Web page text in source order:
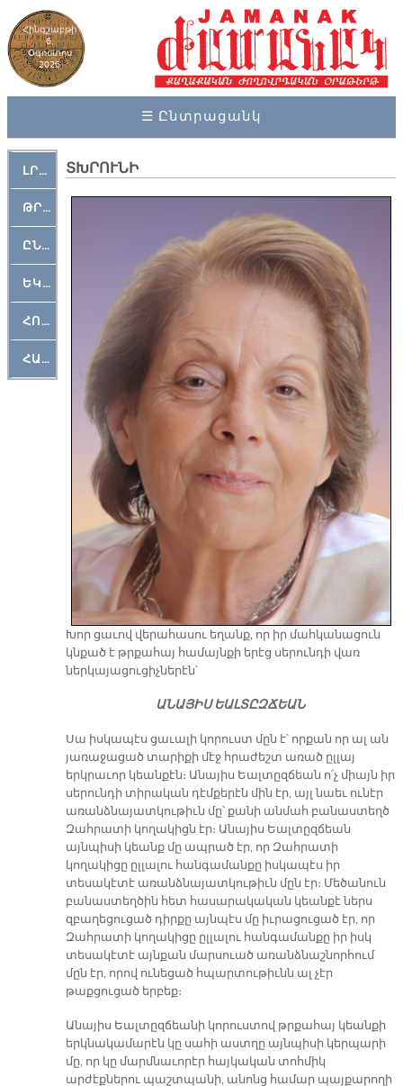
Հինգշաբթի
6,
Օգոստոս
2026
☰ Ընտրացանկ
ԼՐԱՀՈՍ
ԹՐՔԱՀԱՅ ԿԵԱՆՔ
ԸՆԿԵՐԱՄՇԱԿՈՒԹԱՅԻՆ
ԵԿԵՂԵՑԱԿԱՆ
ՀՈԳԵՄՏԱՒՈՐ
ՀԱՐԹԱԿ
ՏԽՐՈՒՆԻ
Խոր ցաւով վերահասու եղանք, որ իր մահկանացուն
կնքած է թրքահայ համայնքի երէց սերունդի վառ
ներկայացուցիչներէն՝
ԱՆԱՅԻՍ ԵԱԼՏԸԶՃԵԱՆ
Սա իսկապէս ցաւալի կորուստ մըն է՝ որքան որ ալ ան
յառաջացած տարիքի մէջ հրաժեշտ առած ըլլայ
երկրաւոր կեանքէն։ Անայիս Եալտըզճեան ո՛չ միայն իր
սերունդի տիրական դէմքերէն մին էր, այլ նաեւ ունէր
առանձնայատկութիւն մը՝ քանի անմահ բանաստեղծ
Զահրատի կողակիցն էր։ Անայիս Եալտըզճեան
այնպիսի կեանք մը ապրած էր, որ Զահրատի
կողակիցը ըլլալու հանգամանքը իսկապէս իր
տեսակէտէ առանձնայատկութիւն մըն էր։ Մեծանուն
բանաստեղծին հետ հասարակական կեանքէ ներս
զբաղեցուցած դիրքը այնպէս մը իւրացուցած էր, որ
Զահրատի կողակիցը ըլլալու հանգամանքը իր իսկ
տեսակէտէ այնքան մարսուած առանձնաշնորհում
մըն էր, որով ունեցած հպարտութիւնն ալ չէր
թաքցուցած երբեք։
Անայիս Եալտըզճեանի կորուստով թրքահայ կեանքի
երկնակամարէն կը սահի աստղը այնպիսի կերպարի
մը, որ կը մարմնաւորէր հայկական տոհմիկ
արժէքներու պաշտպանի, անոնց համար պայքարողի